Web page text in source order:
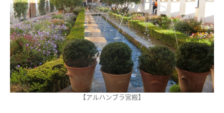
【アルハンブラ宮殿】